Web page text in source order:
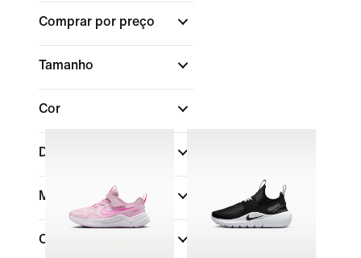
Comprar por preço
Tamanho
Cor
Desporto
Marca
Coleções